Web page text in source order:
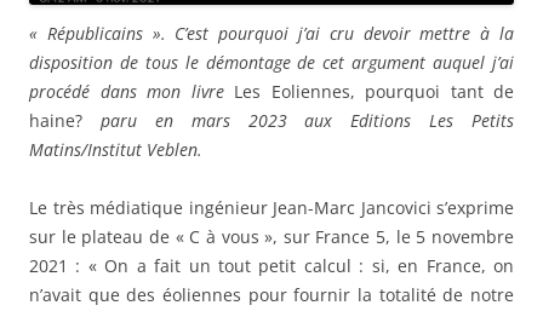
« Républicains ». C’est pourquoi j’ai cru devoir mettre à la
disposition de tous le démontage de cet argument auquel j’ai
procédé dans mon livre Les Eoliennes, pourquoi tant de
haine? paru en mars 2023 aux Editions Les Petits
Matins/Institut Veblen.
Le très médiatique ingénieur Jean-Marc Jancovici s’exprime
sur le plateau de « C à vous », sur France 5, le 5 novembre
2021 : « On a fait un tout petit calcul : si, en France, on
n’avait que des éoliennes pour fournir la totalité de notre